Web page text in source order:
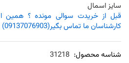
سایز اسمال
قبل از خریدت سوالی مونده ؟ همین
کارشناسان ما تماس بگیر(09137076903)
شناسه محصول: 31218